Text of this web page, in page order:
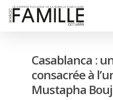
Casablanca :
consacrée à
Mustapha